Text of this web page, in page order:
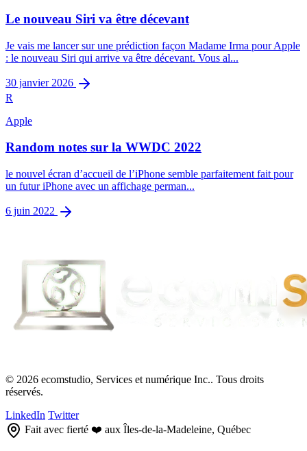
Le nouveau Siri va être décevant
Je vais me lancer sur une prédiction façon Madame Irma pour Apple
: le nouveau Siri qui arrive va être décevant. Vous al...
30 janvier 2026
R
Apple
Random notes sur la WWDC 2022
le nouvel écran d’accueil de l’iPhone semble parfaitement fait pour
un futur iPhone avec un affichage perman...
6 juin 2022
© 2026 ecomstudio, Services et numérique Inc.. Tous droits
réservés.
LinkedIn Twitter
Fait avec fierté ❤️ aux Îles-de-la-Madeleine, Québec